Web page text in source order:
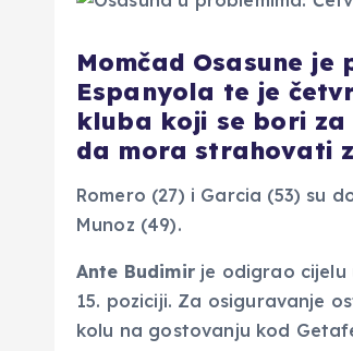
Momčad Osasune
Espanyola te je
kluba koji se bori
da mora strahovati
Romero (27) i Garcia (53) su
Munoz (49).
Ante Budimirje odigrao cijelu
15. poziciji. Za osiguravanje
kolu na gostovanju kod